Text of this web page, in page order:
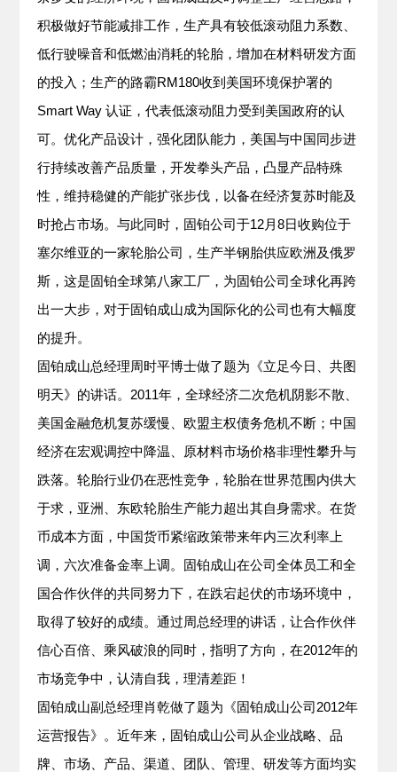
积极做好节能减排工作，生产具有较低滚动阻力系数、
低行驶噪音和低燃油消耗的轮胎，增加在材料研发方面
的投入；生产的路霸RM180收到美国环境保护署的
Smart Way 认证，代表低滚动阻力受到美国政府的认
可。优化产品设计，强化团队能力，美国与中国同步进
行持续改善产品质量，开发拳头产品，凸显产品特殊
性，维持稳健的产能扩张步伐，以备在经济复苏时能及
时抢占市场。与此同时，固铂公司于12月8日收购位于
塞尔维亚的一家轮胎公司，生产半钢胎供应欧洲及俄罗
斯，这是固铂全球第八家工厂，为固铂公司全球化再跨
出一大步，对于固铂成山成为国际化的公司也有大幅度
的提升。
固铂成山总经理周时平博士做了题为《立足今日、共图
明天》的讲话。2011年，全球经济二次危机阴影不散、
美国金融危机复苏缓慢、欧盟主权债务危机不断；中国
经济在宏观调控中降温、原材料市场价格非理性攀升与
跌落。轮胎行业仍在恶性竞争，轮胎在世界范围内供大
于求，亚洲、东欧轮胎生产能力超出其自身需求。在货
币成本方面，中国货币紧缩政策带来年内三次利率上
调，六次准备金率上调。固铂成山在公司全体员工和全
国合作伙伴的共同努力下，在跌宕起伏的市场环境中，
取得了较好的成绩。通过周总经理的讲话，让合作伙伴
信心百倍、乘风破浪的同时，指明了方向，在2012年的
市场竞争中，认清自我，理清差距！
固铂成山副总经理肖乾做了题为《固铂成山公司2012年
运营报告》。近年来，固铂成山公司从企业战略、品
牌、市场、产品、渠道、团队、管理、研发等方面均实